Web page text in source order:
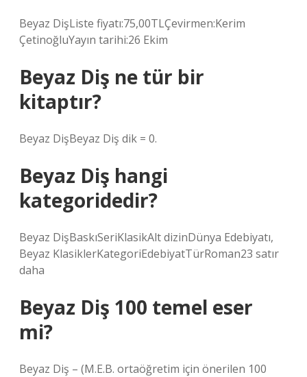
Beyaz DişListe fiyatı:75,00TLÇevirmen:Kerim
ÇetinoğluYayın tarihi:26 Ekim
Beyaz Diş ne tür bir
kitaptır?
Beyaz DişBeyaz Diş dik = 0.
Beyaz Diş hangi
kategoridedir?
Beyaz DişBaskıSeriKlasikAlt dizinDünya Edebiyatı,
Beyaz KlasiklerKategoriEdebiyatTürRoman23 satır
daha
Beyaz Diş 100 temel eser
mi?
Beyaz Diş – (M.E.B. ortaöğretim için önerilen 100